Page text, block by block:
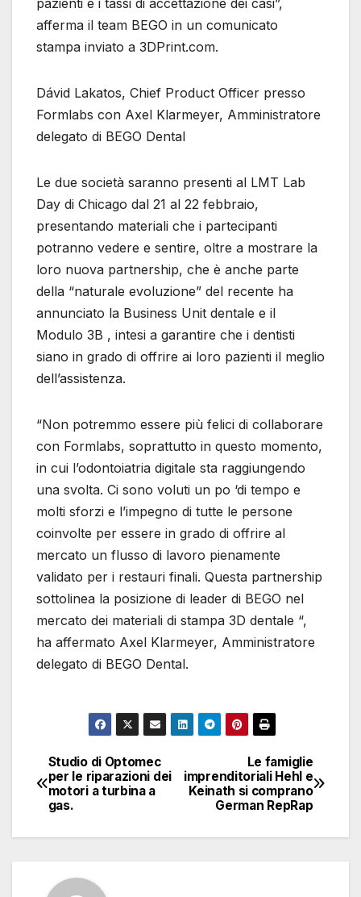
pazienti e i tassi di accettazione dei casi”,
afferma il team BEGO in un comunicato
stampa inviato a 3DPrint.com.
Dávid Lakatos, Chief Product Officer presso
Formlabs con Axel Klarmeyer, Amministratore
delegato di BEGO Dental
Le due società saranno presenti al LMT Lab
Day di Chicago dal 21 al 22 febbraio,
presentando materiali che i partecipanti
potranno vedere e sentire, oltre a mostrare la
loro nuova partnership, che è anche parte
della “naturale evoluzione” del recente ha
annunciato la Business Unit dentale e il
Modulo 3B , intesi a garantire che i dentisti
siano in grado di offrire ai loro pazienti il ​​meglio
dell’assistenza.
“Non potremmo essere più felici di collaborare
con Formlabs, soprattutto in questo momento,
in cui l’odontoiatria digitale sta raggiungendo
una svolta. Ci sono voluti un po ‘di tempo e
molti sforzi e l’impegno di tutte le persone
coinvolte per essere in grado di offrire al
mercato un flusso di lavoro pienamente
validato per i restauri finali. Questa partnership
sottolinea la posizione di leader di BEGO nel
mercato dei materiali di stampa 3D dentale “,
ha affermato Axel Klarmeyer, Amministratore
delegato di BEGO Dental.
Navigazione
articoli
Le famiglie
imprenditoriali Hehl e
Keinath si comprano
German RepRap
Studio di Optomec
per le riparazioni dei
motori a turbina a
gas.